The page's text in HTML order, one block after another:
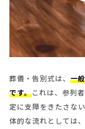
葬儀・告別式は、 一
です。これは、参列
定に支障をきたさな
体的な流れとしては